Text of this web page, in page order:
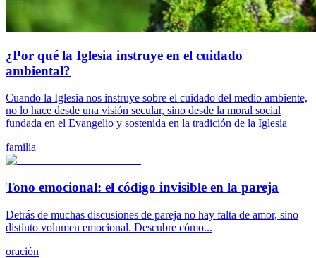
¿Por qué la Iglesia instruye en el cuidado
ambiental?
Cuando la Iglesia nos instruye sobre el cuidado del medio ambiente,
no lo hace desde una visión secular, sino desde la moral social
fundada en el Evangelio y sostenida en la tradición de la Iglesia
familia
Tono emocional: el código invisible en la pareja
Detrás de muchas discusiones de pareja no hay falta de amor, sino
distinto volumen emocional. Descubre cómo...
oración